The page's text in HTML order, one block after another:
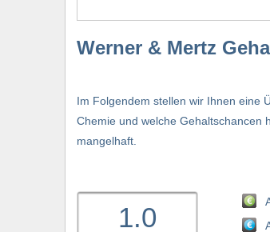
Werner & Mertz
Im Folgendem stellen wir Ihnen eine
Chemie und welche Gehaltschancen
mangelhaft.
1.0